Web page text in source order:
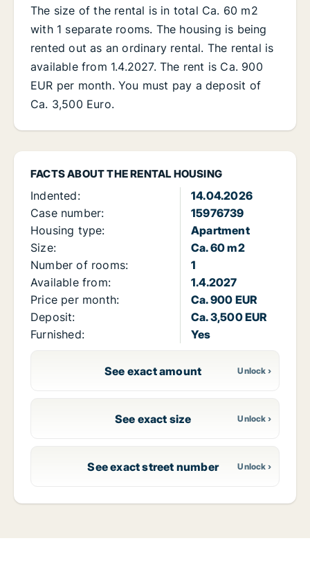
FACTS ABOUT THE RENTAL HOUSING
Indented:
14.04.2026
Case number:
15976739
Housing type:
Apartment
Size:
Ca. 60 m2
Number of rooms:
1
Available from:
1.4.2027
Price per month:
Ca. 900 EUR
Deposit:
Ca. 3,500 EUR
Furnished:
Yes
See exact amount
See exact size
See exact street number
The size of the rental is in total Ca. 60 m2
with 1 separate rooms. The housing is being
rented out as an ordinary rental. The rental is
available from 1.4.2027. The rent is Ca. 900
EUR per month. You must pay a deposit of
Ca. 3,500 Euro.